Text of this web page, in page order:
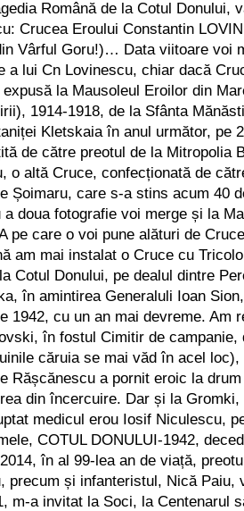
Română de la Cotul Donului,
Crucea Eroului Constantin
Vârful Goru!)… Data viitoare voi
a lui Cn Lovinescu, chiar dacă
la Mausoleul Eroilor din
1914-1918, de la Sfânta
Kletskaia în anul următor, pe
de către preotul de la Mitropolia
o altă Cruce, confecționată de
Șoimaru, care s-a stins acum 40
doua fotografie voi merge și la
pe care o voi pune alături de
am mai instalat o Cruce cu
Cotul Donului, pe dealul dintre
în amintirea Generaluli Ioan
1942, cu un an mai devreme. Am
în fostul Cimitir de campanie,
căruia se mai văd în acel loc),
Rășcănescu a pornit eroic la
din încercuire. Dar și la
medicul erou Iosif Niculescu,
COTUL DONULUI-1942,
în al 99-lea an de viață,
precum și infanteristul, Nică Paiu,
m-a invitat la Soci, la Centenarul